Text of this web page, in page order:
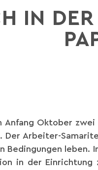
IN
Anfang Oktober
Arbeiter-
Bedingungen
in der Einrichtung